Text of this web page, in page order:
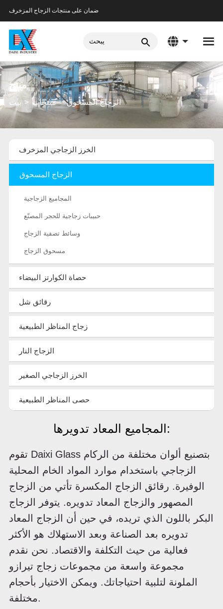
ضمان على منتجات الزجاج المزخرف
منتج
بيت منتجات الزجاج المسحوق
الخرز الزجاجي المزخرف
الزجاج المسحوق
المجاميع الزجاجية
حبيبات زجاجية للحجر المصنّع
وسائط تصفية الزجاج
مسحوق الزجاج
حصاة الكوارتز البيضاء
رقائق شل
زجاج المناظر الطبيعية
الزجاج النار
الخرز الزجاجي الصغير
حصى المناظر الطبيعية
المجاميع المعاد تدويرها:
تقوم Daixi Glass بتصنيع ألوان مختلفة من الركام
الزجاجي باستخدام موارد المواد الخام المحلية
الوفيرة. رقائق الزجاج المكسرة تأتي من الزجاج
المصهور والزجاج المعاد تدويره. يتوفر الزجاج
البكر باللون الذي تريده، في حين أن الزجاج المعاد
تدويره بعد الصناعة وبعد الاستهلاك هو الأكثر
فعالية من حيث التكلفة والاقتصاد. نحن نقدم
مجموعة واسعة من مجموعات زجاج تيرازو
الملونة لتلبية احتياجاتك. ويمكن الاختيار بأحجام
مختلفة.